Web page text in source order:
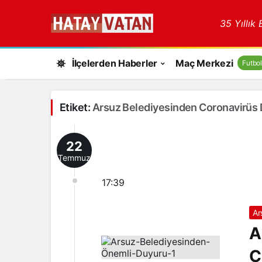
35 Yıllık
İlçelerden Haberler Maç Merkezi Futbol
Etiket: Arsuz Belediyesinden Coronavirüs
22
Temmuz
17:39